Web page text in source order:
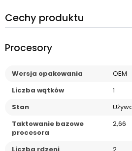
Cechy produktu
Procesory
Wersja opakowania
OEM
Liczba wątków
1
Stan
Taktowanie bazowe
procesora
2,66